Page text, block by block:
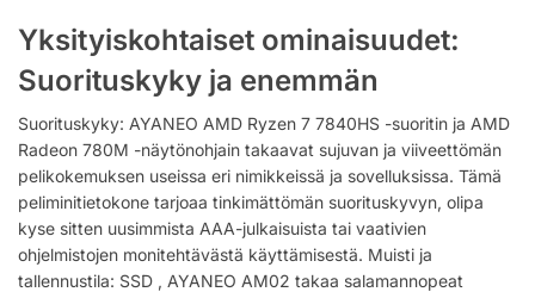
Yksityiskohtaiset ominaisuudet:
Suorituskyky ja enemmän
Suorituskyky: AYANEO AMD Ryzen 7 7840HS -suoritin ja AMD
Radeon 780M -näytönohjain takaavat sujuvan ja viiveettömän
pelikokemuksen useissa eri nimikkeissä ja sovelluksissa. Tämä
peliminitietokone tarjoaa tinkimättömän suorituskyvyn, olipa
kyse sitten uusimmista AAA-julkaisuista tai vaativien
ohjelmistojen monitehtävästä käyttämisestä. Muisti ja
tallennustila: SSD , AYANEO AM02 takaa salamannopeat